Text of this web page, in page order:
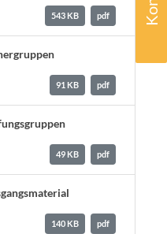
543 KB pdf
91 KB pdf
49 KB pdf
140 KB pdf